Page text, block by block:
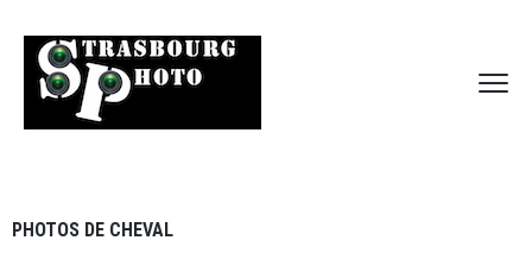
PHOTOS DE CHEVAL